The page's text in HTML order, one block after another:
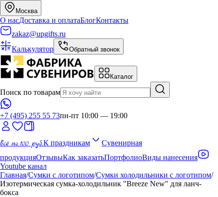
Москва
О насДоставка и оплатаБлогКонтакты
zakaz@upgifts.ru
Калькулятор
Обратный звонок
Каталог
Поиск по товарам
+7 (495) 255 55 73пн-пт 10:00 — 19:00
всё по 100 руб.К праздникам
Сувенирная
продукцияОтзывыКак заказатьПортфолиоВиды нанесения
Youtube канал
Главная/Сумки с логотипом/Сумки холодильники с логотипом/
Изотермическая сумка-холодильник "Breeze New" для ланч-
бокса